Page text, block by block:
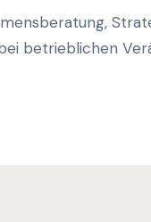
betrieblichen